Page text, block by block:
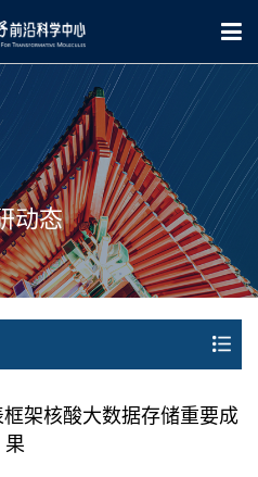
动态
架核酸大数据存储重要成
果